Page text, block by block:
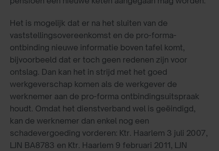
Het is mogelijk dat er na het sluiten van de
vaststellingsovereenkomst en de pro-forma-
ontbinding nieuwe informatie boven tafel komt,
bijvoorbeeld dat er toch geen redenen zijn voor
ontslag. Dan kan het in strijd met het goed
werkgeverschap komen als de werkgever de
werknemer aan de pro-forma ontbindingsuitspraak
houdt. Omdat het dienstverband wel is geëindigd,
kan de werknemer dan enkel nog een
schadevergoeding vorderen: Ktr. Haarlem 3 juli 2007,
LJN BA8783 en Ktr. Haarlem 9 februari 2011, LJN